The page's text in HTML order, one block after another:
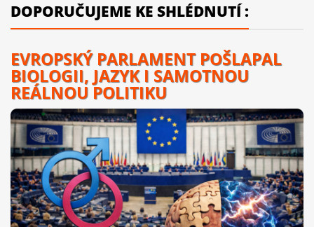
DOPORUČUJEME KE SHLÉDNUTÍ :
EVROPSKÝ PARLAMENT POŠLAPAL
BIOLOGII, JAZYK I SAMOTNOU
REÁLNOU POLITIKU